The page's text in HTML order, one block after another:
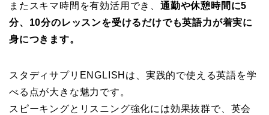
またスキマ時間を有効活用でき、 通勤や休憩時間に5
分、10分のレッスンを受けるだけでも英語力が着実に
身につきます。
スタディサプリENGLISHは、実践的で使える英語を学
べる点が大きな魅力です。
スピーキングとリスニング強化には効果抜群で、英会